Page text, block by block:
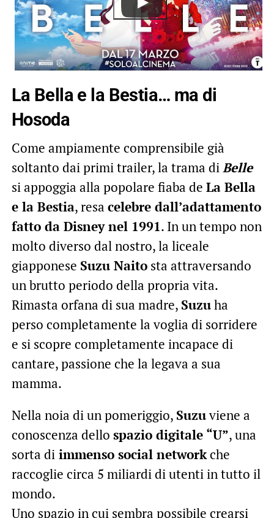
La Bella e la Bestia… ma di
Hosoda
Come ampiamente comprensibile già
soltanto dai primi trailer, la trama diBelle
si appoggia alla popolare fiaba de La Bella
e la Bestia, resa celebre dall’adattamento
fatto da Disney nel 1991. In un tempo non
molto diverso dal nostro, la liceale
giapponese Suzu Naitosta attraversando
un brutto periodo della propria vita.
Rimasta orfana di sua madre, Suzuha
perso completamente la voglia di sorridere
e si scopre completamente incapace di
cantare, passione che la legava a sua
mamma.
Nella noia di un pomeriggio, Suzuviene a
conoscenza dello spazio digitale “U”, una
sorta diimmenso social networkche
raccoglie circa 5 miliardi di utenti in tutto il
mondo.
Uno spazio in cui sembra possibile crearsi